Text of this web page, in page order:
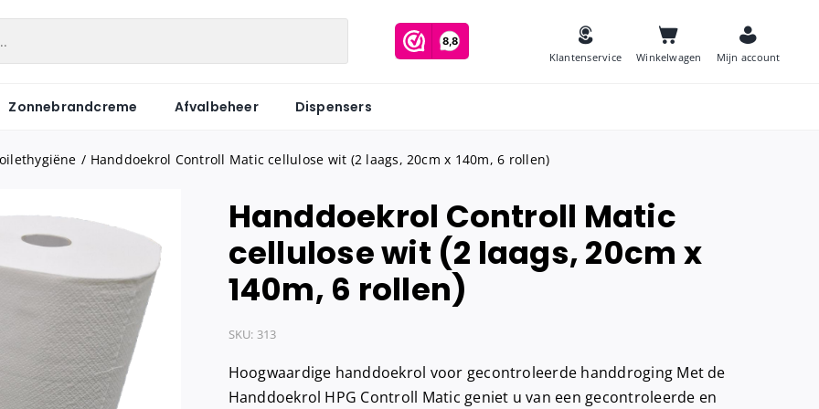
Klantenservice Winkelwagen Mijn account
Matic
Centerfeed
Coreless
Keukenrol
Hygiënezakjes
Maandverband
Tampons
Hygienezakjes houder
Zeep
Babyverschoontafels
Industriepapier
Onderzoeksbankrollen
Keukenrol
Zonnebrandcreme Afvalbeheer Dispensers
Handdoekrol Controll Matic cellulose wit (2 laags, 20cm x 140m, 6 rollen)
Handdoekrol Controll Matic
cellulose wit (2 laags, 20cm x
140m, 6 rollen)
SKU: 313
Hoogwaardige handdoekrol voor gecontroleerde handdroging Met de
Handdoekrol HPG Controll Matic geniet u van een gecontroleerde en